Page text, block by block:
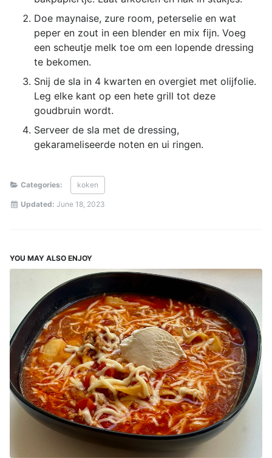
Doe maynaise, zure room, peterselie en wat
peper en zout in een blender en mix fijn. Voeg
een scheutje melk toe om een lopende dressing
te bekomen.
Snij de sla in 4 kwarten en overgiet met olijfolie.
Leg elke kant op een hete grill tot deze
goudbruin wordt.
Serveer de sla met de dressing,
gekarameliseerde noten en ui ringen.
Categories: koken
Updated: June 18, 2023
YOU MAY ALSO ENJOY